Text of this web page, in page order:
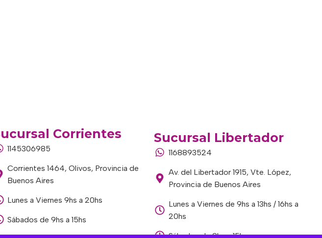
Corrientes
1145306985
Corrientes 1464, Olivos, Provincia de
Buenos Aires
Lunes a Viernes 9hs a 20hs
Sábados de 9hs a 15hs
Sucursal Libertador
1168893524
Av. del Libertador 1915, Vte. López,
Provincia de Buenos Aires
Lunes a Viernes de 9hs a 13hs / 16hs a
20hs
Sábados de 9hs a 15hs